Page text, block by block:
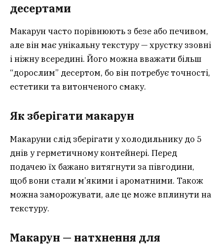
десертами
Макарун часто порівнюють з безе або печивом,
але він має унікальну текстуру — хрустку ззовні
і ніжну всередині. Його можна вважати більш
“дорослим” десертом, бо він потребує точності,
естетики та витонченого смаку.
Як зберігати макарун
Макаруни слід зберігати у холодильнику до 5
днів у герметичному контейнері. Перед
подачею їх бажано витягнути за півгодини,
щоб вони стали м’якими і ароматними. Також
можна заморожувати, але це може вплинути на
текстуру.
Макарун — натхнення для